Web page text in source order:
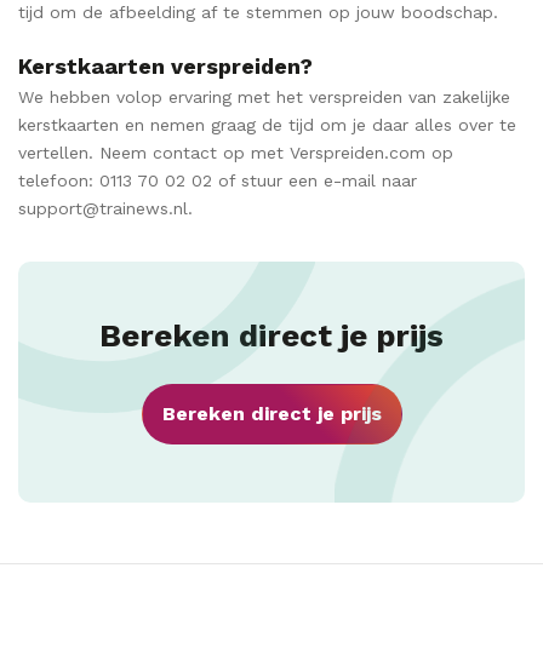
tijd om de afbeelding af te stemmen op jouw boodschap.
Kerstkaarten verspreiden?
We hebben volop ervaring met het verspreiden van zakelijke
kerstkaarten en nemen graag de tijd om je daar alles over te
vertellen. Neem contact op met Verspreiden.com op
telefoon: 0113 70 02 02 of stuur een e-mail naar
support@trainews.nl.
Bereken direct je prijs
Bereken direct je prijs